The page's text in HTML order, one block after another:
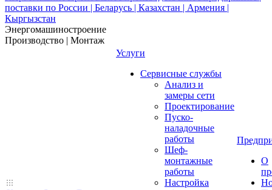
Энергомашиностроение
Производство | Монтаж
Услуги
Сервисные службы
Анализ и
замеры сети
Проектирование
Пуско-
наладочные
работы
Шеф-
монтажные
работы
Настройка
О